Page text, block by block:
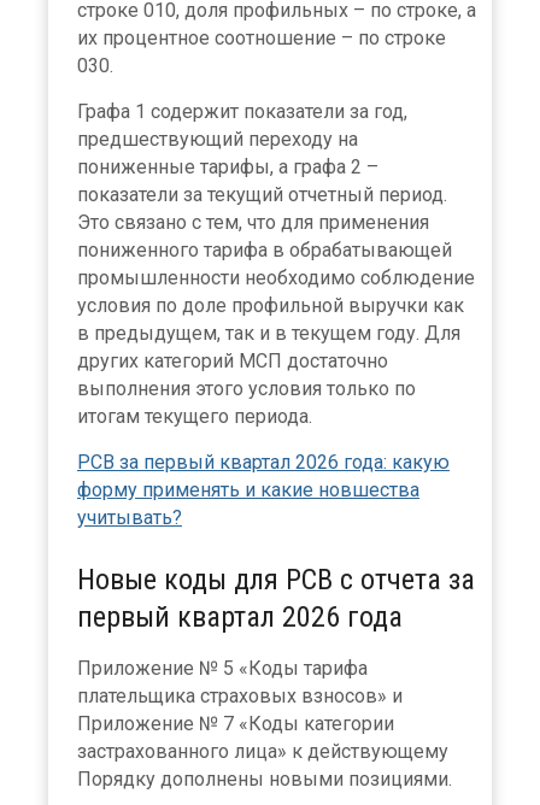
строке 010, доля профильных – по строке, а
их процентное соотношение – по строке
030.
Графа 1 содержит показатели за год,
предшествующий переходу на
пониженные тарифы, а графа 2 –
показатели за текущий отчетный период.
Это связано с тем, что для применения
пониженного тарифа в обрабатывающей
промышленности необходимо соблюдение
условия по доле профильной выручки как
в предыдущем, так и в текущем году. Для
других категорий МСП достаточно
выполнения этого условия только по
итогам текущего периода.
РСВ за первый квартал 2026 года: какую
форму применять и какие новшества
учитывать?
Новые коды для РСВ с отчета за
первый квартал 2026 года
Приложение № 5 «Коды тарифа
плательщика страховых взносов» и
Приложение № 7 «Коды категории
застрахованного лица» к действующему
Порядку дополнены новыми позициями.